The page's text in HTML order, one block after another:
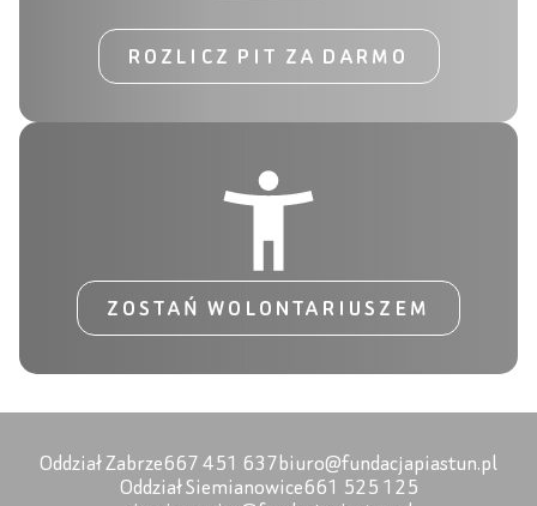
ROZLICZ PIT ZA DARMO
ZOSTAŃ WOLONTARIUSZEM
Oddział Zabrze667 451 637biuro@fundacjapiastun.pl
Oddział Siemianowice661 525 125